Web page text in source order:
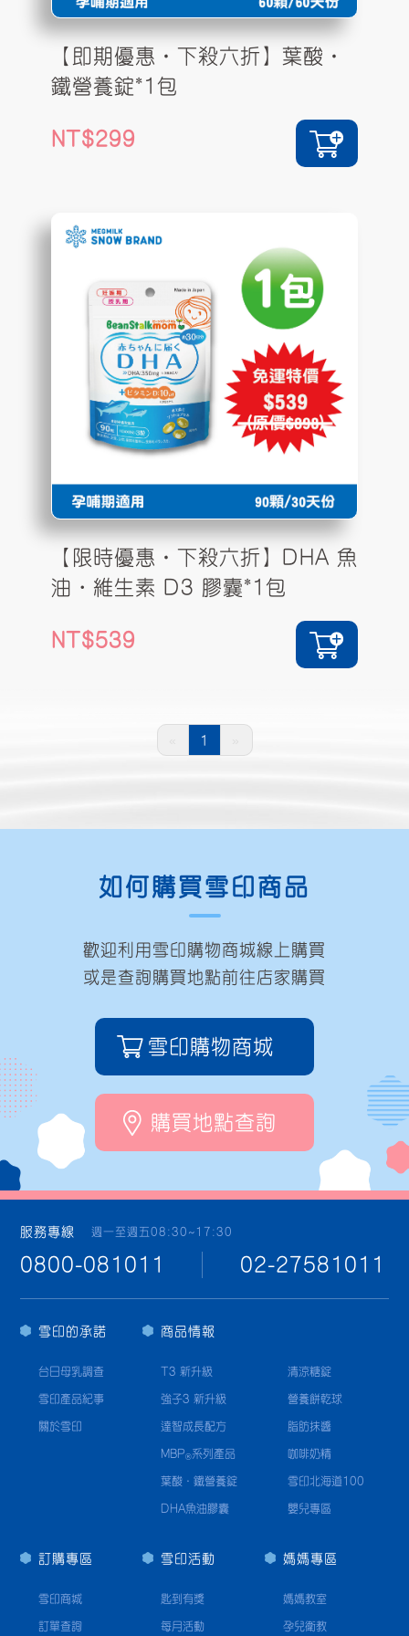
【即期優惠•下殺六折】葉酸•
鐵營養錠*1包
299
【限時優惠•下殺六折】DHA 魚
油・維生素 D3 膠囊*1包
539
1
如何購買雪印商品
歡迎利用雪印購物商城線上購買
或是查詢購買地點前往店家購買
雪印購物商城
購買地點查詢
服務專線
0800-081011 02-27581011
週一至週五08:30~17:30
雪印的承諾
台日母乳調查
雪印產品紀事
關於雪印
商品情報
T3 新升級
強子3 新升級
達智成長配方
MBP®系列產品
葉酸·鐵營養錠
DHA魚油膠囊
清涼糖錠
營養餅乾球
脂肪抹醬
咖啡奶精
雪印北海道100
嬰兒專區
訂購專區
雪印商城
訂單查詢
雪印活動
匙到有獎
每月活動
媽媽專區
媽媽教室
孕兒衛教